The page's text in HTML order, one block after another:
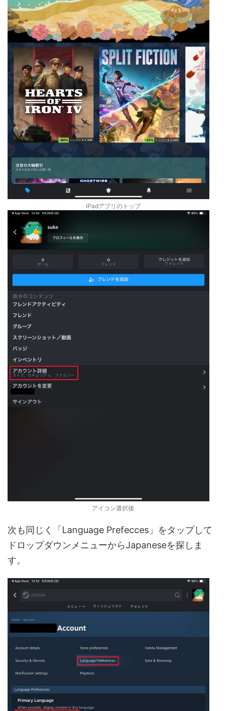
iPadアプリのトップ
アイコン選択後
次も同じく「Language Prefecces」をタップして
ドロップダウンメニューからJapaneseを探しま
す。